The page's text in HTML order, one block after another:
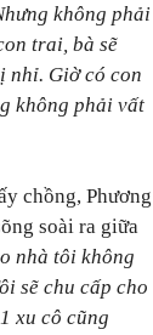
không phải
trai, bà sẽ
nhỉ. Giờ có con
không phải vất
chồng, Phương
soài ra giữa
nhà tôi không
sẽ chu cấp cho
xu cô cũng